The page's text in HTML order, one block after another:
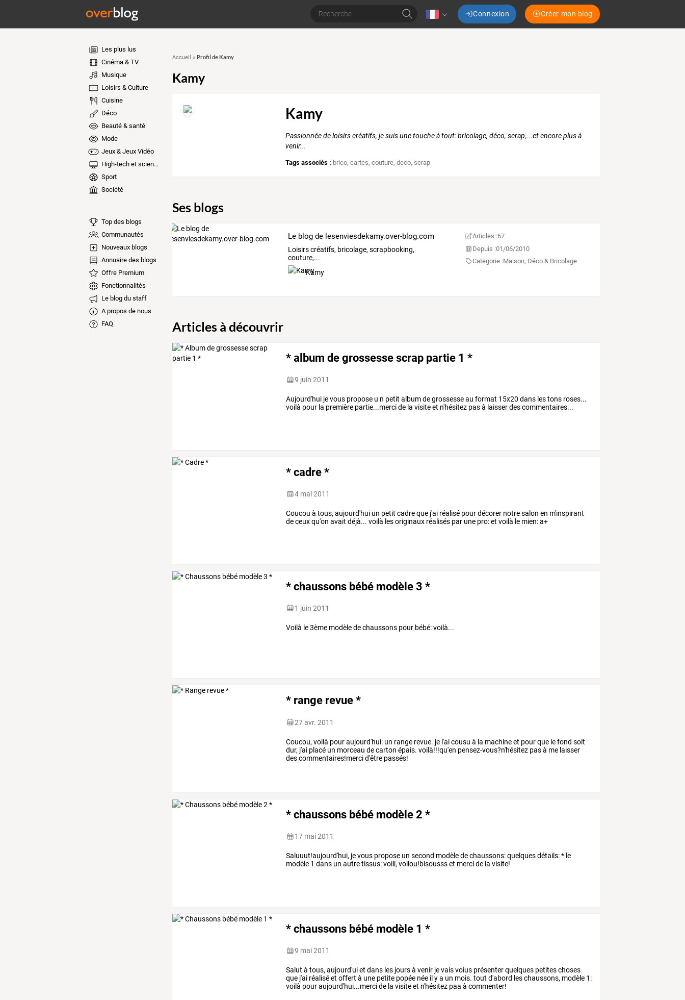
Connexion Créer mon blog
Les plus lus
Cinéma & TV
Musique
Loisirs & Culture
Cuisine
Déco
Beauté & santé
Mode
Jeux & Jeux Vidéo
High-tech et sciences
Sport
Société
Top des blogs
Communautés
Nouveaux blogs
Annuaire des blogs
Offre Premium
Fonctionnalités
Le blog du staff
A propos de nous
FAQ
Accueil » Profil de Kamy
Kamy
Kamy
Passionnée de loisirs créatifs, je suis une touche à tout: bricolage, déco, scrap,...et encore plus à
venir...
Tags associés : brico,cartes,couture,deco,scrap
Ses blogs
Le blog de lesenviesdekamy.over-blog.com
Loisirs créatifs, bricolage, scrapbooking,
couture,...
Kamy
Articles :67
Depuis :01/06/2010
Categorie :Maison, Déco & Bricolage
Articles à découvrir
* album de grossesse scrap partie 1 *
9 juin 2011
Aujourd'hui je vous propose u n petit album de grossesse au format 15x20 dans les tons roses...
voilà pour la première partie...merci de la visite et n'hésitez pas à laisser des commentaires...
* cadre *
4 mai 2011
Coucou à tous, aujourd'hui un petit cadre que j'ai réalisé pour décorer notre salon en m'inspirant
de ceux qu'on avait déjà... voilà les originaux réalisés par une pro: et voilà le mien: a+
* chaussons bébé modèle 3 *
1 juin 2011
Voilà le 3ème modèle de chaussons pour bébé: voilà...
* range revue *
27 avr. 2011
Coucou, voilà pour aujourd'hui: un range revue. je l'ai cousu à la machine et pour que le fond soit
dur, j'ai placé un morceau de carton épais. voilà!!!qu'en pensez-vous?n'hésitez pas à me laisser
des commentaires!merci d'être passés!
* chaussons bébé modèle 2 *
17 mai 2011
Saluuut!aujourd'hui, je vous propose un second modèle de chaussons: quelques détails: * le
modèle 1 dans un autre tissus: voili, voilou!bisousss et merci de la visite!
* chaussons bébé modèle 1 *
9 mai 2011
Salut à tous, aujourd'ui et dans les jours à venir je vais voius présenter quelques petites choses
que j'ai réalisé et offert à une petite popée née il y a un mois. tout d'abord les chaussons, modèle 1:
voilà pour aujourd'hui...merci de la visite et n'hésitez paa à commenter!